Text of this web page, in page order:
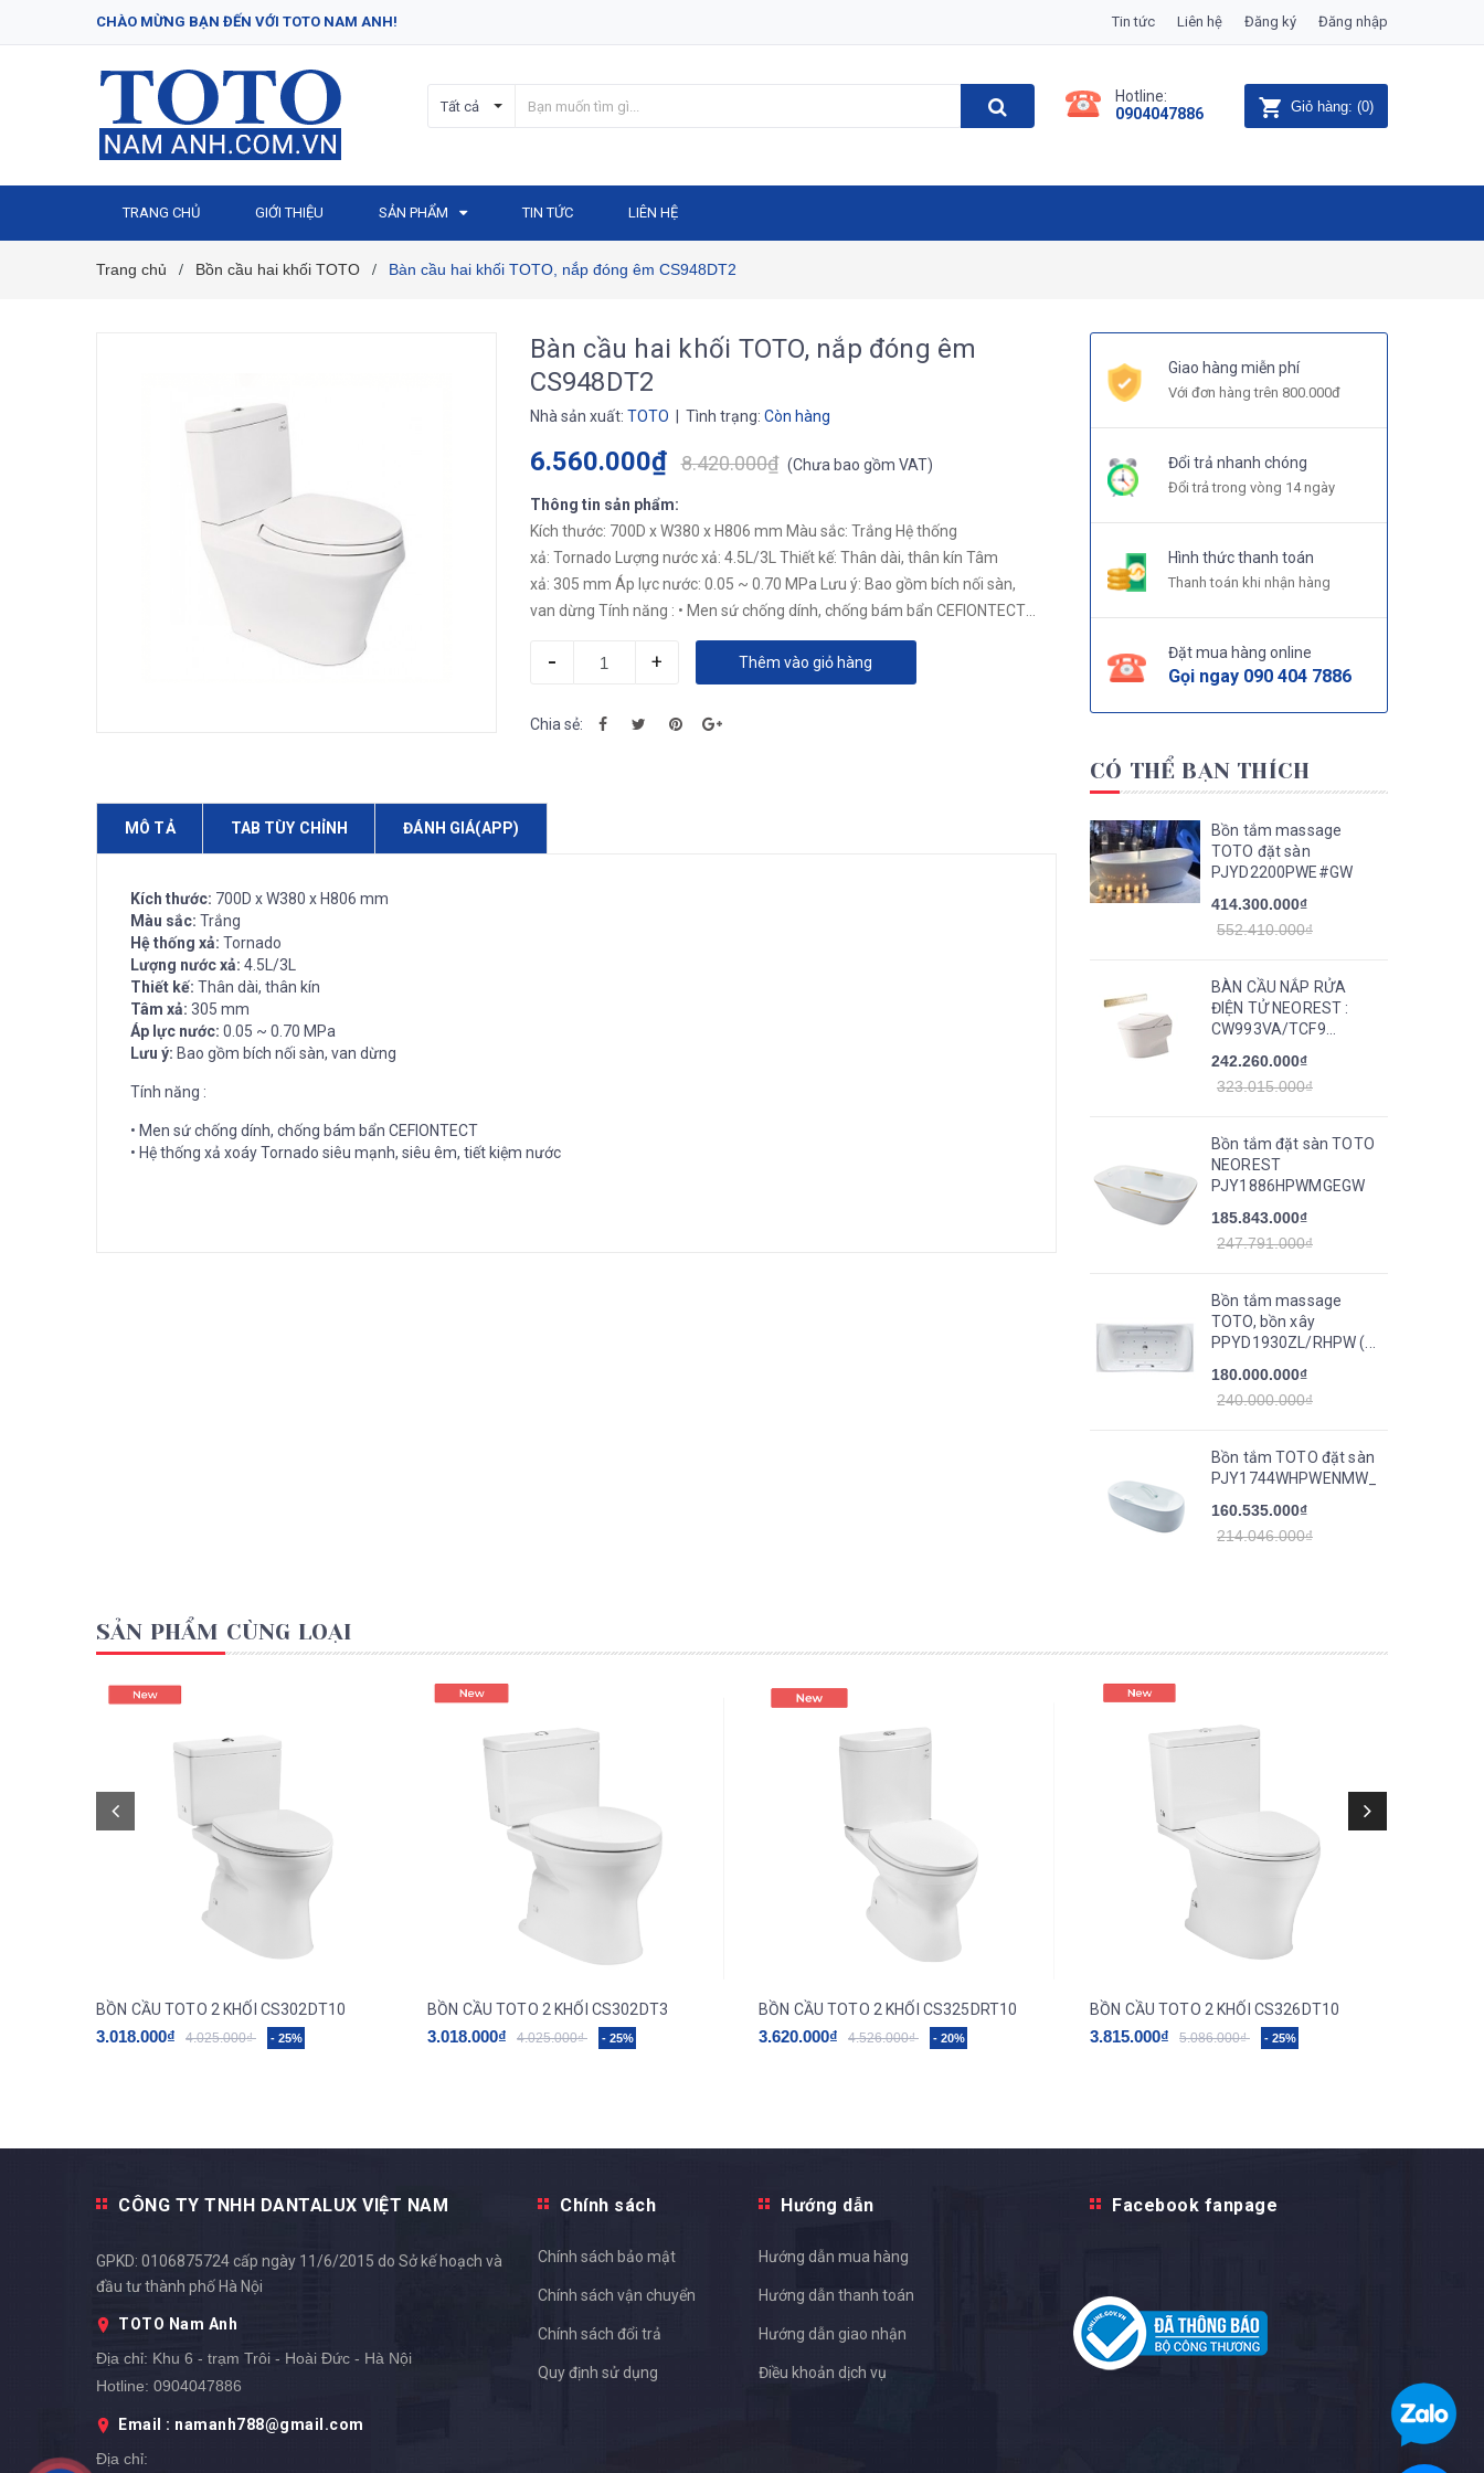
CHÀO MỪNG BẠN ĐẾN VỚI TOTO NAM ANH! Tin tức Liên hệ Đăng ký Đăng nhập
Tất cả
Hotline:
0904047886
Giỏ hàng: (0)
TRANG CHỦ GIỚI THIỆU SẢN PHẨM TIN TỨC LIÊN HỆ
Trang chủ / Bồn cầu hai khối TOTO / Bàn cầu hai khối TOTO, nắp đóng êm CS948DT2
Bàn cầu hai khối TOTO, nắp đóng êm
CS948DT2
Nhà sản xuất: TOTO | Tình trạng: Còn hàng
6.560.000₫ 8.420.000₫ (Chưa bao gồm VAT)
Thông tin sản phẩm:
Kích thước: 700D x W380 x H806 mm Màu sắc: Trắng Hệ thống
xả: Tornado Lượng nước xả: 4.5L/3L Thiết kế: Thân dài, thân kín Tâm
xả: 305 mm Áp lực nước: 0.05 ~ 0.70 MPa Lưu ý: Bao gồm bích nối sàn,
van dừng Tính năng : • Men sứ chống dính, chống bám bẩn CEFIONTECT
- + Thêm vào giỏ hàng
Chia sẻ:
MÔ TẢ TAB TÙY CHỈNH ĐÁNH GIÁ(APP)
Kích thước: 700D x W380 x H806 mm
Màu sắc: Trắng
Hệ thống xả: Tornado
Lượng nước xả: 4.5L/3L
Thiết kế: Thân dài, thân kín
Tâm xả: 305 mm
Áp lực nước: 0.05 ~ 0.70 MPa
Lưu ý: Bao gồm bích nối sàn, van dừng
Tính năng :
• Men sứ chống dính, chống bám bẩn CEFIONTECT
• Hệ thống xả xoáy Tornado siêu mạnh, siêu êm, tiết kiệm nước
Giao hàng miễn phí
Với đơn hàng trên 800.000đ
Đổi trả nhanh chóng
Đổi trả trong vòng 14 ngày
Hình thức thanh toán
Thanh toán khi nhận hàng
Đặt mua hàng online
Gọi ngay 090 404 7886
CÓ THỂ BẠN THÍCH
Bồn tắm massage
TOTO đặt sàn
PJYD2200PWE#GW
414.300.000₫
552.410.000₫
BÀN CẦU NẮP RỬA
ĐIỆN TỬ NEOREST :
CW993VA/TCF9...
242.260.000₫
323.015.000₫
Bồn tắm đặt sàn TOTO
NEOREST
PJY1886HPWMGEGW
185.843.000₫
247.791.000₫
Bồn tắm massage
TOTO, bồn xây
PPYD1930ZL/RHPW (...
180.000.000₫
240.000.000₫
Bồn tắm TOTO đặt sàn
PJY1744WHPWENMW_TVBF412
160.535.000₫
214.046.000₫
SẢN PHẨM CÙNG LOẠI
BỒN CẦU TOTO 2 KHỐI CS302DT10
3.018.000₫ 4.025.000₫ - 25%
BỒN CẦU TOTO 2 KHỐI CS302DT3
3.018.000₫ 4.025.000₫ - 25%
BỒN CẦU TOTO 2 KHỐI CS325DRT10
3.620.000₫ 4.526.000₫ - 20%
BỒN CẦU TOTO 2 KHỐI CS326DT10
3.815.000₫ 5.086.000₫ - 25%
CÔNG TY TNHH DANTALUX VIỆT NAM
GPKD: 0106875724 cấp ngày 11/6/2015 do Sở kế hoạch và
đầu tư thành phố Hà Nội
TOTO Nam Anh
Địa chỉ: Khu 6 - trạm Trôi - Hoài Đức - Hà Nội
Hotline: 0904047886
Email : namanh788@gmail.com
Địa chỉ:
Chính sách
Chính sách bảo mật
Chính sách vận chuyển
Chính sách đổi trả
Quy định sử dụng
Hướng dẫn
Hướng dẫn mua hàng
Hướng dẫn thanh toán
Hướng dẫn giao nhận
Điều khoản dịch vụ
Facebook fanpage